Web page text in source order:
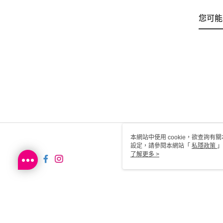
您可
本網站中使用 cookie，欲查詢有
設定，請參閱本網站「 私隱政策
用 cookie。
了解更多 >